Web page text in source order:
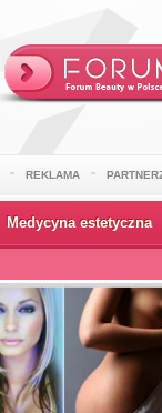
REKLAMA
Medycyna estetyczna